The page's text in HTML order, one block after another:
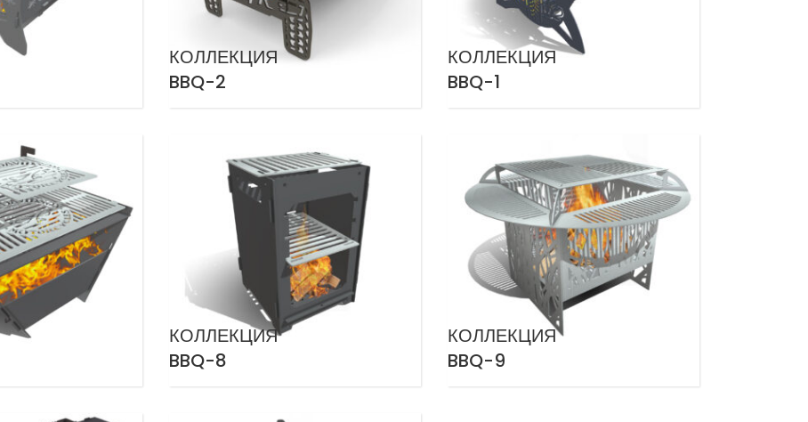
КОЛЛЕКЦИЯ
BBQ-1
КОЛЛЕКЦИЯ
BBQ-2
КОЛЛЕКЦИЯ
BBQ-8
КОЛЛЕКЦИЯ
BBQ-9